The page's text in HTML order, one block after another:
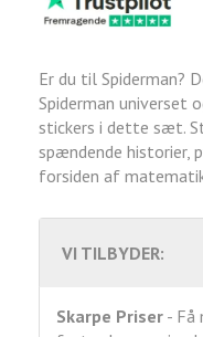
Er du til Spiderman?
Spiderman universet
stickers i dette sæt.
spændende historier,
forsiden af
VI TILBYDER:
Skarpe Priser - Få